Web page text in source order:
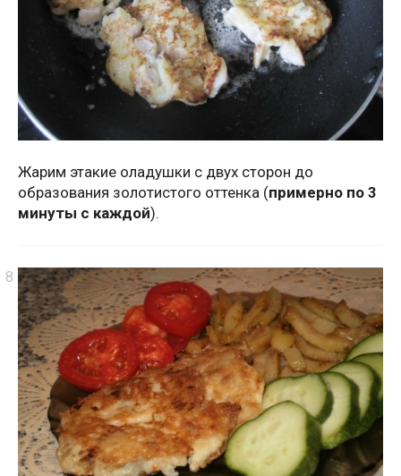
Жарим этакие оладушки с двух сторон до
образования золотистого оттенка (примерно по 3
минуты с каждой).